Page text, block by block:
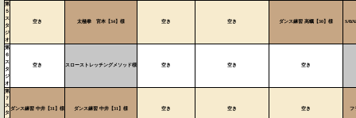
第
５
ス
タ
ジ
オ
空き 太極拳 宮本【34】様 空き 空き ダンス練習 高蠣【30】様
第
６
ス
タ
ジ
オ
空き スローストレッチングメソッド様 空き 空き 空き
第
７
ス
タ
ダンス練習 中井【31】様 ダンス練習 中井【31】様 空き 空き 空き フ